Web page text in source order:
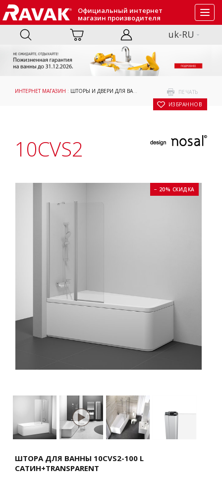
Официальный интернет
магазин производителя
uk-RU
ПЕЧАТЬ
В ИЗБРАННОЕ
ИНТЕРНЕТ МАГАЗИН : ШТОРЫ И ДВЕРИ ДЛЯ ВАНН ПРИНЯТИЕ ВАННЫ: 10CVS2
10CVS2
− 20% СКИДКА
ШТОРА ДЛЯ ВАННЫ 10CVS2-100 L
САТИН+TRANSPARENT